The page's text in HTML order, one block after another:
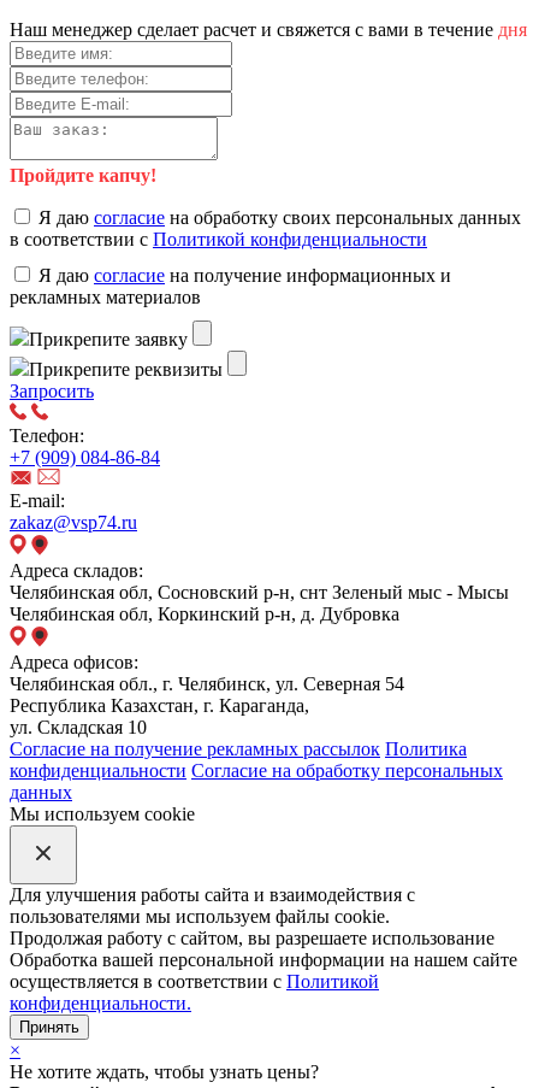
Наш менеджер сделает расчет и свяжется с вами в течение дня
Пройдите капчу!
Я даю согласие на обработку своих персональных данных
в соответствии с Политикой конфиденциальности
Я даю согласие на получение информационных и
рекламных материалов
Прикрепите заявку
Прикрепите реквизиты
Запросить
Телефон:
+7 (909) 084-86-84
E-mail:
zakaz@vsp74.ru
Адреса складов:
Челябинская обл, Сосновский р-н, снт Зеленый мыс - Мысы
Челябинская обл, Коркинский р-н, д. Дубровка
Адреса офисов:
Челябинская обл., г. Челябинск, ул. Северная 54
Республика Казахстан, г. Караганда,
ул. Складская 10
Согласие на получение рекламных рассылок Политика
конфиденциальности Согласие на обработку персональных
данных
Мы используем cookie
Для улучшения работы сайта и взаимодействия с
пользователями мы используем файлы cookie.
Продолжая работу с сайтом, вы разрешаете использование
Обработка вашей персональной информации на нашем сайте
осуществляется в соответствии с Политикой
конфиденциальности.
Принять
×
Не хотите ждать, чтобы узнать цены?